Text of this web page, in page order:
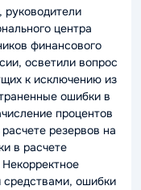
, руководители
центра
финансового
осветили вопрос
к исключению из
ошибки в
процентов
резервов на
в расчете
ошибки